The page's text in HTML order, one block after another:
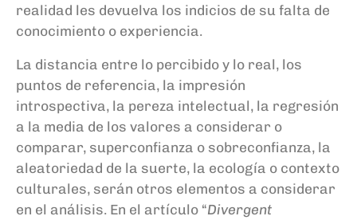
realidad les devuelva los indicios de su falta de
conocimiento o experiencia.
La distancia entre lo percibido y lo real, los
puntos de referencia, la impresión
introspectiva, la pereza intelectual, la regresión
a la media de los valores a considerar o
comparar, superconfianza o sobreconfianza, la
aleatoriedad de la suerte, la ecología o contexto
culturales, serán otros elementos a considerar
en el análisis. En el artículo “Divergent